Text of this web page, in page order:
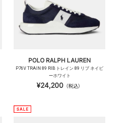
POLO RALPH LAUREN
P76V TRAIN 89 RIB トレイン 89 リブ ネイビ
ーホワイト
¥24,200（税込）